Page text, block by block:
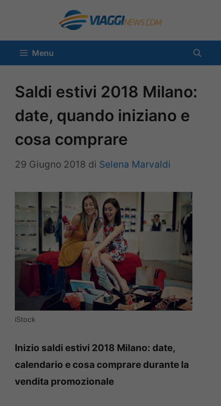
contenuto
Menu
Saldi estivi 2018 Milano:
date, quando iniziano e
cosa comprare
29 Giugno 2018 di Selena Marvaldi
iStock
Inizio saldi estivi 2018 Milano: date,
calendario e cosa comprare durante la
vendita promozionale